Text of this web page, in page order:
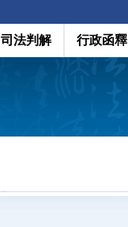
司法判解 行政函釋